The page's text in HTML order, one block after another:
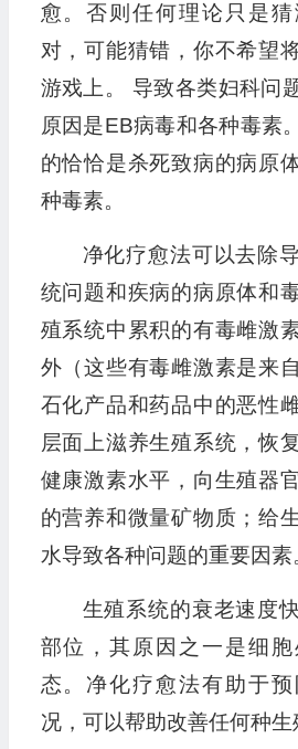
愈。否则任何理论只是
对，可能猜错，你不希望
游戏上。 导致各类妇科问
原因是EB病毒和各种毒素
的恰恰是杀死致病的病原
种毒素。
净化疗愈法可以去除
统问题和疾病的病原体和
殖系统中累积的有毒雌激
外（这些有毒雌激素是来
石化产品和药品中的恶性
层面上滋养生殖系统，恢
健康激素水平，向生殖器
的营养和微量矿物质；给
水导致各种问题的重要因素
生殖系统的衰老速度
部位，其原因之一是细
态。净化疗愈法有助于
况，可以帮助改善任何种生